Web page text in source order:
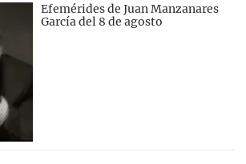
Efemérides de Juan Manzanares
García del 8 de agosto